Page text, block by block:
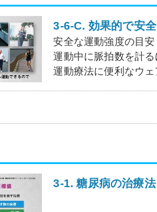
3-6-C. 効果的で安
安全な運動強度の目安
運動中に脈拍数を計
運動療法に便利なウ
3-1. 糖尿病の治療法